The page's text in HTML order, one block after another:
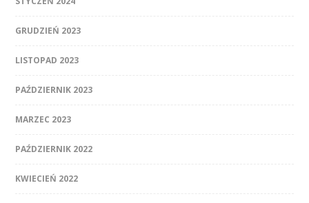
GRUDZIEŃ 2023
LISTOPAD 2023
PAŹDZIERNIK 2023
MARZEC 2023
PAŹDZIERNIK 2022
KWIECIEŃ 2022